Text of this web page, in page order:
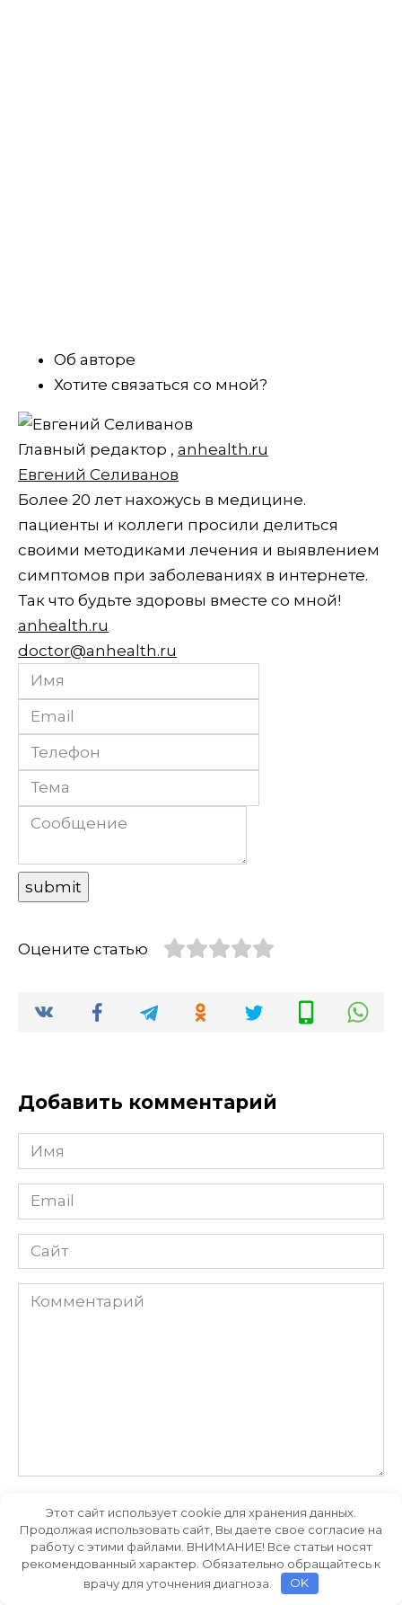
Об авторе
Хотите связаться со мной?
Главный редактор , anhealth.ru
Евгений Селиванов
Более 20 лет нахожусь в медицине.
пациенты и коллеги просили делиться
своими методиками лечения и выявлением
симптомов при заболеваниях в интернете.
Так что будьте здоровы вместе со мной!
anhealth.ru
doctor@anhealth.ru
Оцените статью
Добавить комментарий
Имя
Email
Сайт
Комментарий
браузере для последующих моих комментариев.
Этот сайт использует cookie для хранения данных.
Продолжая использовать сайт, Вы даете свое согласие на
работу с этими файлами. ВНИМАНИЕ! Все статьи носят
рекомендованный характер. Обязательно обращайтесь к
врачу для уточнения диагноза.
OK